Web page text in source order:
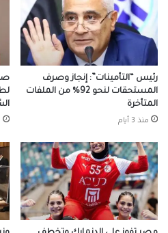
رئيس “التأمينات”: إنجاز وصرف
المستحقات لنحو 92% من الملفات
المتأخرة
منذ 3 أيام